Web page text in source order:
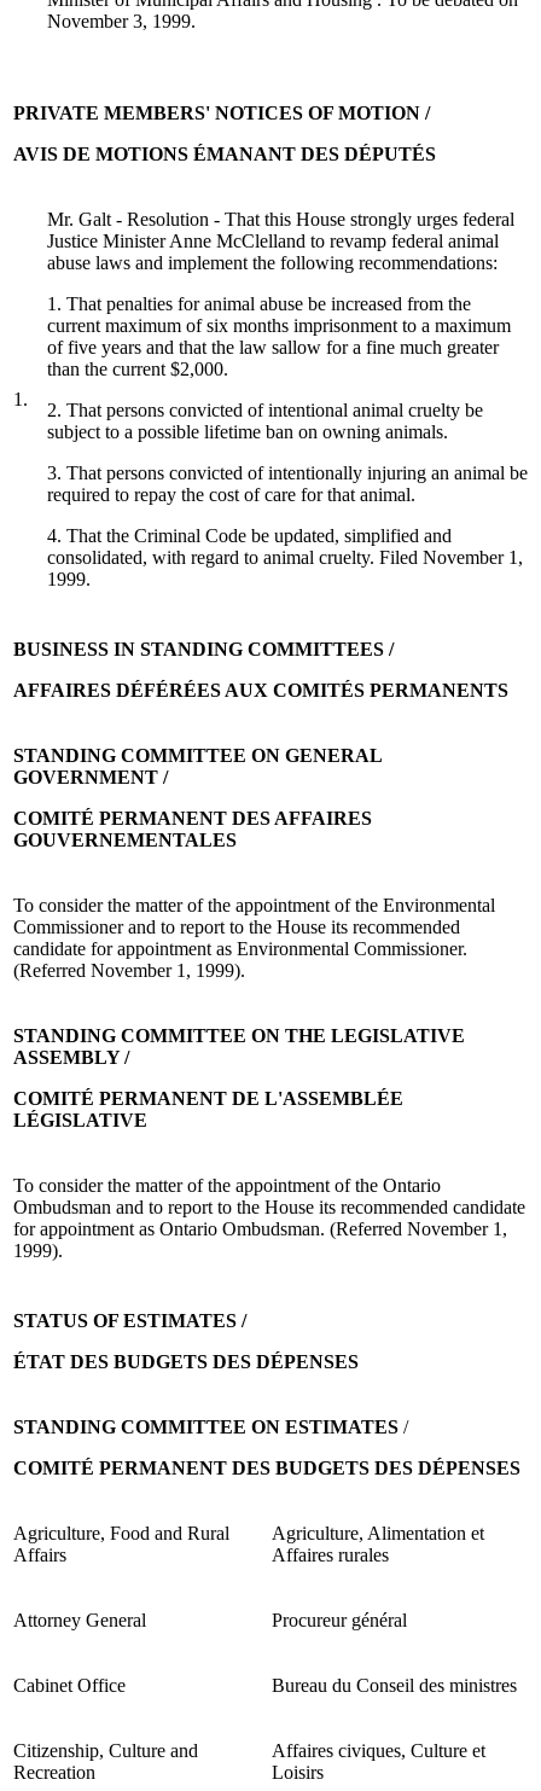
November 3, 1999.
PRIVATE MEMBERS' NOTICES OF MOTION /
AVIS DE MOTIONS ÉMANANT DES DÉPUTÉS
1.
Mr. Galt - Resolution - That this House strongly urges federal
Justice Minister Anne McClelland to revamp federal animal
abuse laws and implement the following recommendations:
1. That penalties for animal abuse be increased from the
current maximum of six months imprisonment to a maximum
of five years and that the law sallow for a fine much greater
than the current $2,000.
2. That persons convicted of intentional animal cruelty be
subject to a possible lifetime ban on owning animals.
3. That persons convicted of intentionally injuring an animal be
required to repay the cost of care for that animal.
4. That the Criminal Code be updated, simplified and
consolidated, with regard to animal cruelty. Filed November 1,
1999.
BUSINESS IN STANDING COMMITTEES /
AFFAIRES DÉFÉRÉES AUX COMITÉS PERMANENTS
STANDING COMMITTEE ON GENERAL
GOVERNMENT /
COMITÉ PERMANENT DES AFFAIRES
GOUVERNEMENTALES
To consider the matter of the appointment of the Environmental
Commissioner and to report to the House its recommended
candidate for appointment as Environmental Commissioner.
(Referred November 1, 1999).
STANDING COMMITTEE ON THE LEGISLATIVE
ASSEMBLY /
COMITÉ PERMANENT DE L'ASSEMBLÉE
LÉGISLATIVE
To consider the matter of the appointment of the Ontario
Ombudsman and to report to the House its recommended candidate
for appointment as Ontario Ombudsman. (Referred November 1,
1999).
STATUS OF ESTIMATES /
ÉTAT DES BUDGETS DES DÉPENSES
STANDING COMMITTEE ON ESTIMATES /
COMITÉ PERMANENT DES BUDGETS DES DÉPENSES
Agriculture, Food and Rural
Affairs
Agriculture, Alimentation et
Affaires rurales
Attorney General Procureur général
Cabinet Office Bureau du Conseil des ministres
Citizenship, Culture and
Recreation
Affaires civiques, Culture et
Loisirs